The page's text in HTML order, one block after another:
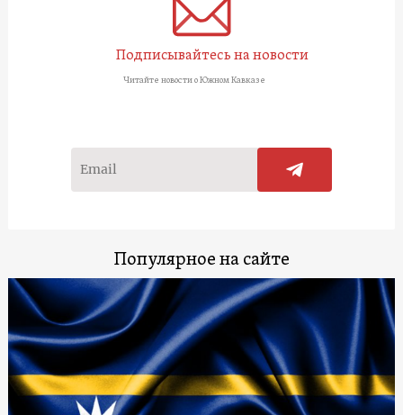
Подписывайтесь на новости
Читайте новости о Южном Кавказе
Популярное на сайте